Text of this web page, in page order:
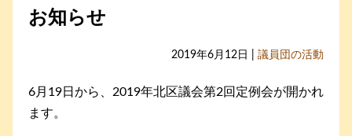
お知らせ
2019年6月12日 | 議員団の活動
6月19日から、2019年北区議会第2回定例会が開かれ
ます。